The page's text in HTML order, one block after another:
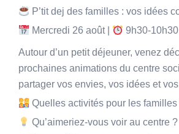
P’tit dej des familles : vos idées
Mercredi 26 août |
9h30-10h30
Autour d’un petit déjeuner, venez
prochaines animations du centre
partager vos envies, vos idées et
Quelles activités pour les familles
Qu’aimeriez-vous voir au centre ?